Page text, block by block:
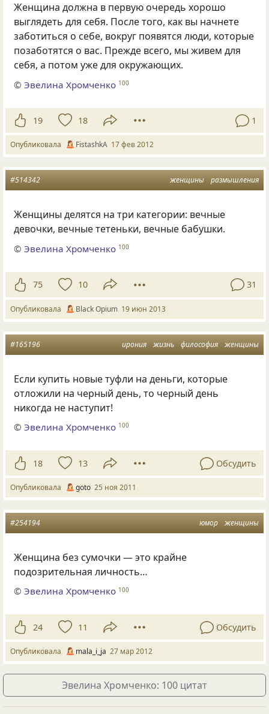
Женщина должна в первую очередь хорошо
выглядеть для себя. После того, как вы начнете
заботиться о себе, вокруг появятся люди, которые
позаботятся о вас. Прежде всего, мы живем для
себя, а потом уже для окружающих.
©Эвелина Хромченко 100
19 18 1
Опубликовала FistashkA 17 фев 2012
женщины размышления
#514342
Женщины делятся на три категории: вечные
девочки, вечные тетеньки, вечные бабушки.
©Эвелина Хромченко 100
75 10 31
Опубликовала Вlack Оpium 19 июн 2013
ирония жизнь философия женщины
#165196
Если купить новые туфли на деньги, которые
отложили на черный день, то черный день
никогда не наступит!
©Эвелина Хромченко 100
18 13 Обсудить
Опубликовала goto 25 ноя 2011
юмор женщины
#254194
Женщина без сумочки — это крайне
подозрительная личность…
©Эвелина Хромченко 100
24 11 Обсудить
Опубликовала mala_i_ja 27 мар 2012
Эвелина Хромченко: 100 цитат